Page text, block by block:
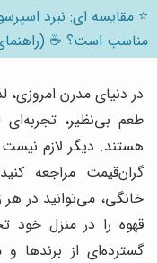
⭐️ مقایسه ای: نبرد
مناسب است؟ ☕️ (راهنمای
در دنیای مدرن
طعم بی‌نظیر،
هستند. دیگر لازم
گران‌قیمت مراجعه
خانگی، می‌توانید در هر
قهوه را در منزل خود
گسترده‌ای از برندها